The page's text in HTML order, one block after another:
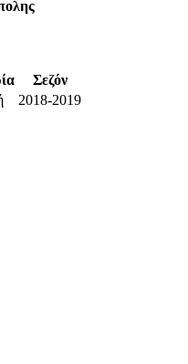
Σεζόν
2018-2019